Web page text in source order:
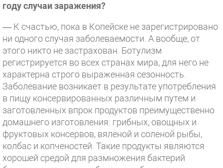
году случаи заражения?
— К счастью, пока в Копейске не зарегистрировано
ни одного случая заболеваемости. А вообще, от
этого никто не застрахован. Ботулизм
регистрируется во всех странах мира, для него не
характерна строго выраженная сезонность.
Заболевание возникает в результате употребления
в пищу консервированных различным путем и
заготовленных впрок продуктов преимущественно
домашнего изготовления: грибных, овощных и
фруктовых консервов, вяленой и соленой рыбы,
колбас и копченостей. Такие продукты являются
хорошей средой для размножения бактерий